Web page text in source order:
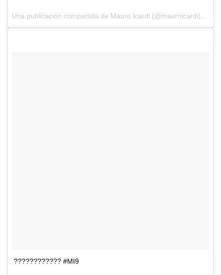
Una publicación compartida de Mauro Icardi (@mauroicardi) el
???????????? #MI9